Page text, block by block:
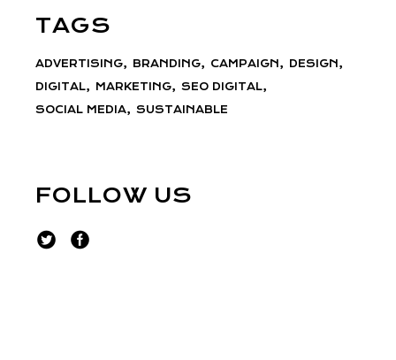
TAGS
ADVERTISING BRANDING CAMPAIGN
DESIGN
DIGITAL
MARKETING
SEO DIGITAL
SOCIAL MEDIA
SUSTAINABLE
FOLLOW US